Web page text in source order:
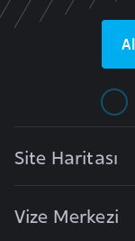
Site Haritası
Vize Merkezi
k
B